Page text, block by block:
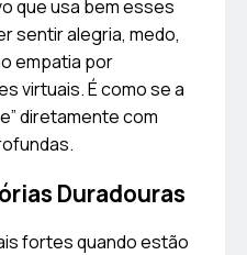
que usa bem esses
sentir alegria, medo,
empatia por
virtuais. É como se a
diretamente com
Duradouras
fortes quando estão